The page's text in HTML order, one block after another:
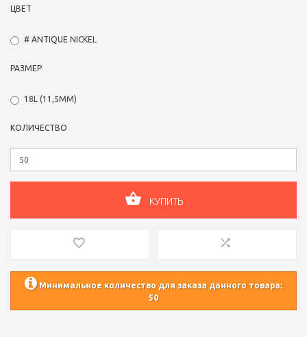
ЦВЕТ
# ANTIQUE NICKEL
РАЗМЕР
18L (11,5ММ)
КОЛИЧЕСТВО
КУПИТЬ
Минимальное количество для заказа данного товара:
50